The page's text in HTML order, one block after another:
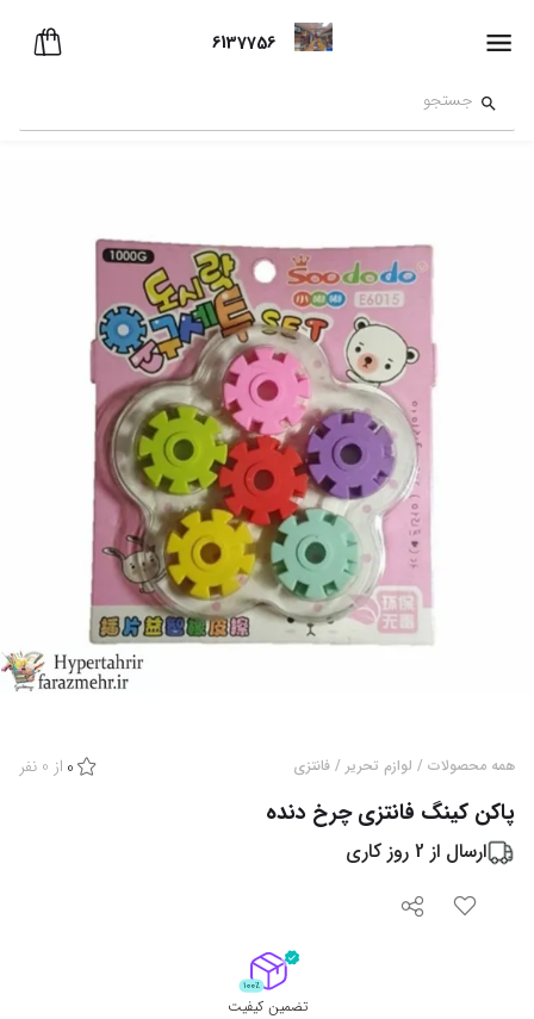
6137756
همه محصولات / لوازم تحریر / فانتزی 0 از 0 نفر
پاکن کینگ فانتزی چرخ دنده
ارسال از 2 روز کاری
تضمین کیفیت